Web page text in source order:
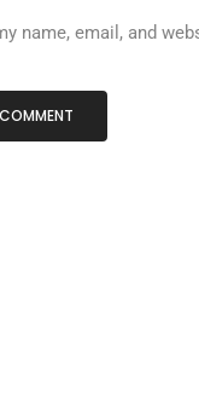
name, email, and